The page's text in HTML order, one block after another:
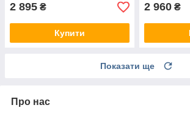
2 895 ₴
Купити
2 960 ₴
Показати ще
Про нас